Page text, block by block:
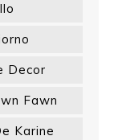
Decor
Fawn
Karine